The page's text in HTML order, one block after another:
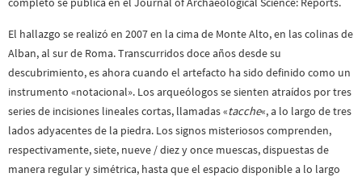
El hallazgo se realizó en 2007 en la cima de Monte Alto, en las colinas de
Alban, al sur de Roma. Transcurridos doce años desde su
descubrimiento, es ahora cuando el artefacto ha sido definido como un
instrumento «notacional». Los arqueólogos se sienten atraídos por tres
series de incisiones lineales cortas, llamadas «tacche«, a lo largo de tres
lados adyacentes de la piedra. Los signos misteriosos comprenden,
respectivamente, siete, nueve / diez y once muescas, dispuestas de
manera regular y simétrica, hasta que el espacio disponible a lo largo